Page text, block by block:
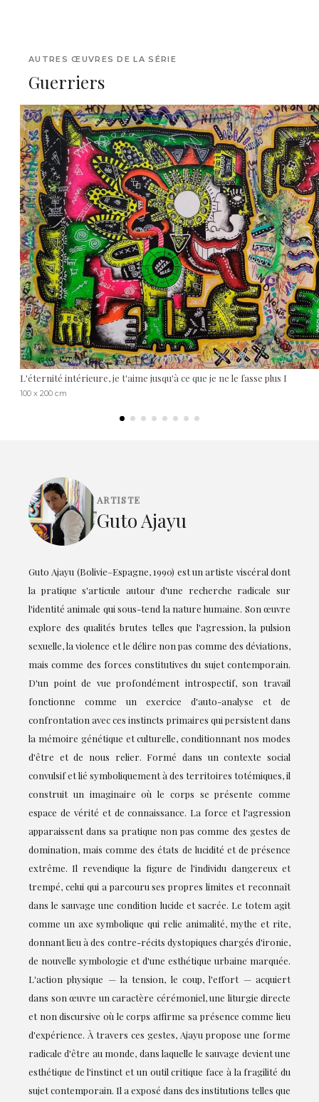
AUTRES ŒUVRES DE LA SÉRIE
Guerriers
L'éternité intérieure, je t'aime jusqu'à ce que je ne le fasse plus I
100 x 200 cm
ARTISTE
Guto Ajayu
Guto Ajayu (Bolivie–Espagne, 1990) est un artiste viscéral dont
la pratique s'articule autour d'une recherche radicale sur
l'identité animale qui sous-tend la nature humaine. Son œuvre
explore des qualités brutes telles que l'agression, la pulsion
sexuelle, la violence et le délire non pas comme des déviations,
mais comme des forces constitutives du sujet contemporain.
D'un point de vue profondément introspectif, son travail
fonctionne comme un exercice d'auto-analyse et de
confrontation avec ces instincts primaires qui persistent dans
la mémoire génétique et culturelle, conditionnant nos modes
d'être et de nous relier. Formé dans un contexte social
convulsif et lié symboliquement à des territoires totémiques, il
construit un imaginaire où le corps se présente comme
espace de vérité et de connaissance. La force et l'agression
apparaissent dans sa pratique non pas comme des gestes de
domination, mais comme des états de lucidité et de présence
extrême. Il revendique la figure de l'individu dangereux et
trempé, celui qui a parcouru ses propres limites et reconnaît
dans le sauvage une condition lucide et sacrée. Le totem agit
comme un axe symbolique qui relie animalité, mythe et rite,
donnant lieu à des contre-récits dystopiques chargés d'ironie,
de nouvelle symbologie et d'une esthétique urbaine marquée.
L'action physique — la tension, le coup, l'effort — acquiert
dans son œuvre un caractère cérémoniel, une liturgie directe
et non discursive où le corps affirme sa présence comme lieu
d'expérience. À travers ces gestes, Ajayu propose une forme
radicale d'être au monde, dans laquelle le sauvage devient une
esthétique de l'instinct et un outil critique face à la fragilité du
sujet contemporain. Il a exposé dans des institutions telles que